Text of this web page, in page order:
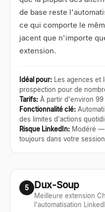
de base reste
ce qui comporte le
jacent que n'importe
extension.
Idéal pour: Les agences et
prospection pour de
Tarifs: À partir d'environ
Fonctionnalité clé:
des limites d'actions
Risque LinkedIn: Modéré —
toujours dans votre
5 Dux-Soup
Meilleure extension
l'automatisation